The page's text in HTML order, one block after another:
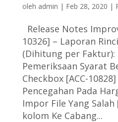
oleh admin | Feb 28, 2020 |
Release Notes
10326] – Laporan
(Dihitung per Faktur):
Pemeriksaan Syarat
Checkbox [ACC-
Pencegahan Pada
Impor File Yang Salah
kolom Ke Cabang...